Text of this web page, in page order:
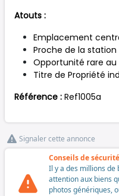
Atouts :
Emplacement
Proche de la station
Opportunité rare
Titre de Propriété
Référence : Ref1005a
Signaler cette annonce
Conseils de sécurité
Il y a des millions de
attention aux biens
photos génériques,